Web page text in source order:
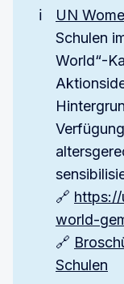
ℹ️ UN
Schulen
World“-
🔗
world-
🔗
Schulen